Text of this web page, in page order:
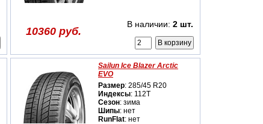
10360 руб.
В наличии: 2 шт.
Sailun Ice Blazer Arctic
EVO
Размер: 285/45 R20
Индексы: 112T
Сезон: зима
Шипы: нет
RunFlat: нет